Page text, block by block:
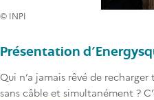
© INPI
Présentation
Qui n’a jamais rêvé de
sans câble et simultanément ?